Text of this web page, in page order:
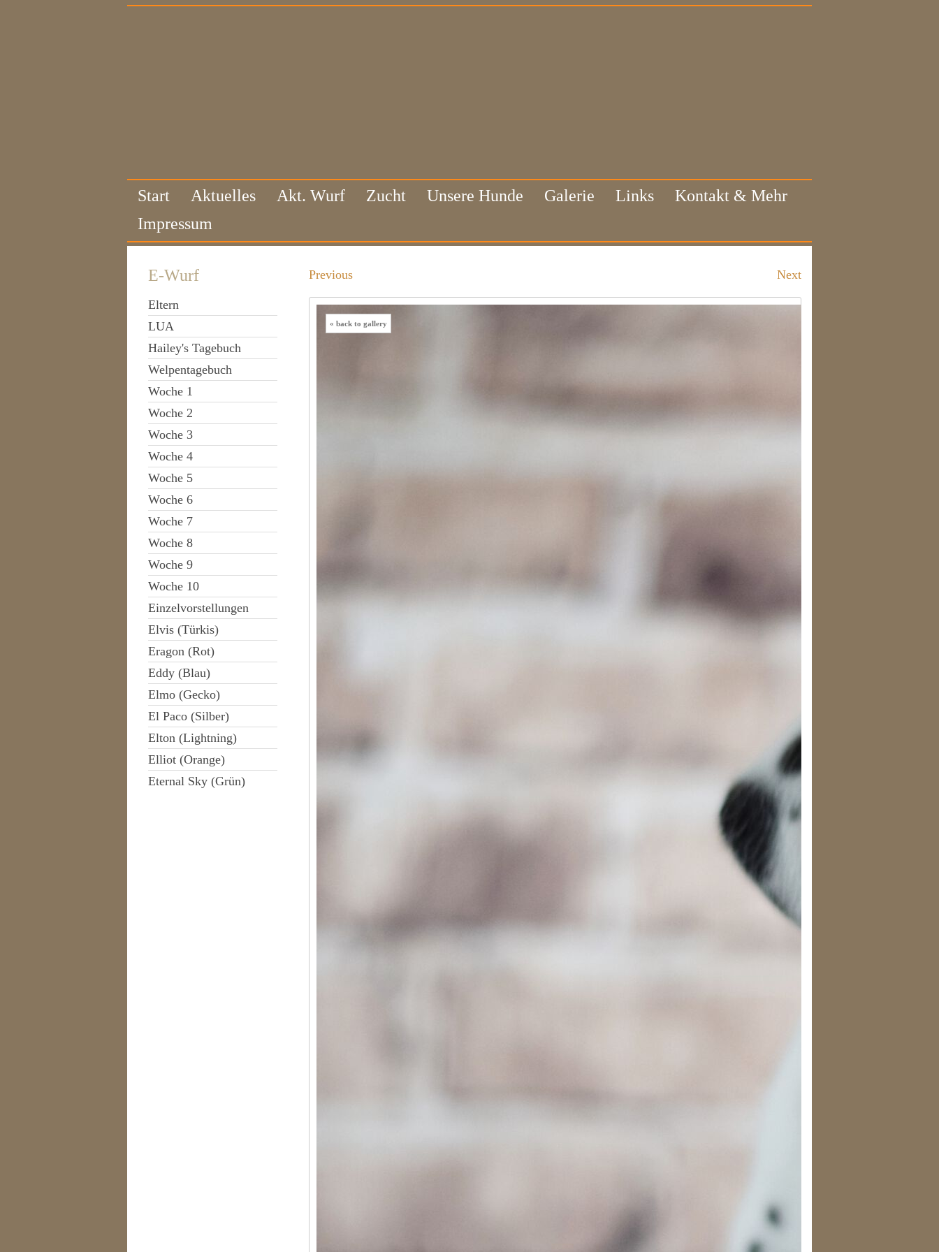
Start Aktuelles Akt. Wurf Zucht Unsere Hunde Galerie Links
Kontakt & Mehr
Impressum
Previous Next
« back to gallery
E-Wurf
Eltern
LUA
Hailey's Tagebuch
Welpentagebuch
Woche 1
Woche 2
Woche 3
Woche 4
Woche 5
Woche 6
Woche 7
Woche 8
Woche 9
Woche 10
Einzelvorstellungen
Elvis (Türkis)
Eragon (Rot)
Eddy (Blau)
Elmo (Gecko)
El Paco (Silber)
Elton (Lightning)
Elliot (Orange)
Eternal Sky (Grün)